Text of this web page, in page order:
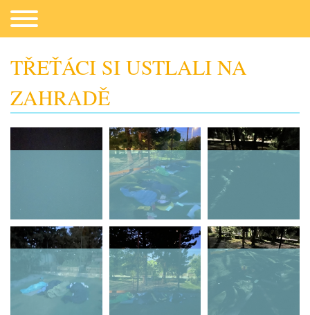
Co potřebujeme
Fotogalerie
Kontakt
TŘEŤÁCI SI USTLALI NA
ZAHRADĚ